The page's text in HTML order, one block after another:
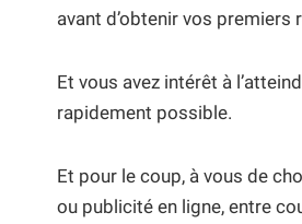
avant d’obtenir vos premiers
Et vous avez intérêt à
rapidement possible.
Et pour le coup, à vous de
ou publicité en ligne, entre